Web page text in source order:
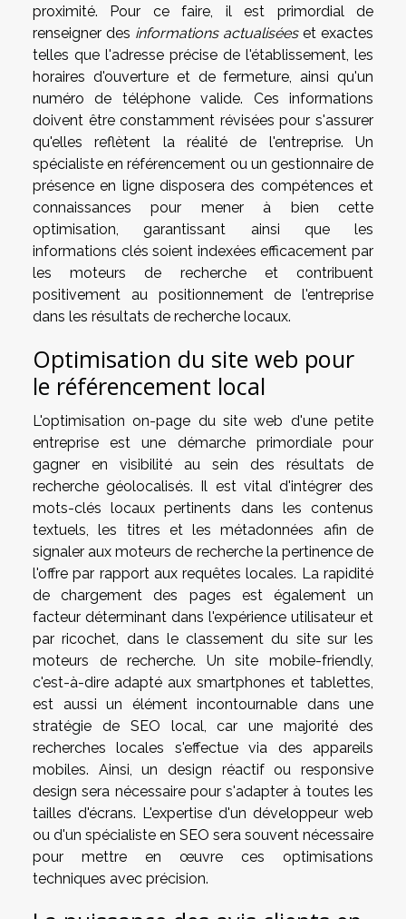
proximité. Pour ce faire, il est primordial de
renseigner des informations actualiséeset exactes
telles que l'adresse précise de l'établissement, les
horaires d'ouverture et de fermeture, ainsi qu'un
numéro de téléphone valide. Ces informations
doivent être constamment révisées pour s'assurer
qu'elles reflètent la réalité de l'entreprise. Un
spécialiste en référencement ou un gestionnaire de
présence en ligne disposera des compétences et
connaissances pour mener à bien cette
optimisation, garantissant ainsi que les
informations clés soient indexées efficacement par
les moteurs de recherche et contribuent
positivement au positionnement de l'entreprise
dans les résultats de recherche locaux.
Optimisation du site web pour
le référencement local
L'optimisation on-page du site web d'une petite
entreprise est une démarche primordiale pour
gagner en visibilité au sein des résultats de
recherche géolocalisés. Il est vital d'intégrer des
mots-clés locaux pertinents dans les contenus
textuels, les titres et les métadonnées afin de
signaler aux moteurs de recherche la pertinence de
l'offre par rapport aux requêtes locales. La rapidité
de chargement des pages est également un
facteur déterminant dans l'expérience utilisateur et
par ricochet, dans le classement du site sur les
moteurs de recherche. Un site mobile-friendly,
c'est-à-dire adapté aux smartphones et tablettes,
est aussi un élément incontournable dans une
stratégie de SEO local, car une majorité des
recherches locales s'effectue via des appareils
mobiles. Ainsi, un design réactif ou responsive
design sera nécessaire pour s'adapter à toutes les
tailles d'écrans. L'expertise d'un développeur web
ou d'un spécialiste en SEO sera souvent nécessaire
pour mettre en œuvre ces optimisations
techniques avec précision.